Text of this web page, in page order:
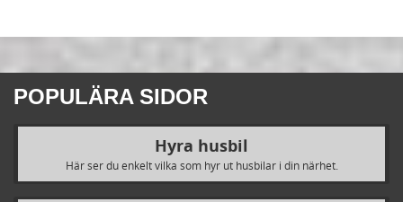
POPULÄRA SIDOR
Hyra husbil
Här ser du enkelt vilka som hyr ut husbilar i din närhet.